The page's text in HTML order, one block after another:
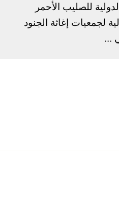
للصليب الأحمر
لجمعيات إغاثة الجنود
...